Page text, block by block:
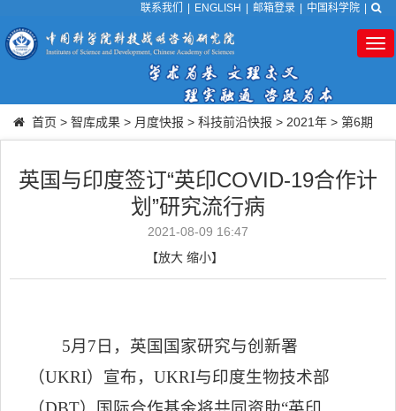
联系我们 ENGLISH 邮箱登录 中国科学院
首页 > 智库成果 > 月度快报 > 科技前沿快报 > 2021年 > 第6期
英国与印度签订“英印COVID-19合作计
划”研究流行病
2021-08-09 16:47
【放大 缩小】
5月 7 日， 英国国家研究与创新署
（UKRI） 宣布，UKRI与印度生物技术部